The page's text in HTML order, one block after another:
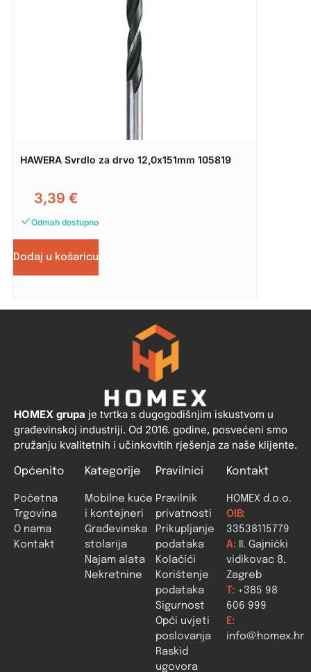
HAWERA Svrdlo za drvo 12,0x151mm 105819
3,39 €
Odmah dostupno
Dodaj u košaricu
HOMEX grupa je tvrtka s dugogodišnjim iskustvom u
građevinskoj industriji. Od 2016. godine, posvećeni smo
pružanju kvalitetnih i učinkovitih rješenja za naše klijente.
Općenito
Početna
Trgovina
O nama
Kontakt
Kategorije
Mobilne kuće
i kontejneri
Građevinska
stolarija
Najam alata
Nekretnine
Pravilnici
Pravilnik
privatnosti
Prikupljanje
podataka
Kolačići
Korištenje
podataka
Sigurnost
Opći uvjeti
poslovanja
Raskid
ugovora
Kontakt
HOMEX d.o.o.
OIB:
33538115779
A: II. Gajnički
vidikovac 8,
Zagreb
T: +385 98
606 999
E:
info@homex.hr